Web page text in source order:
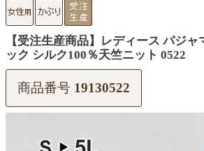
【受注生産商品】レディース パジ
ック シルク100％天竺ニット 0522
商品番号 19130522